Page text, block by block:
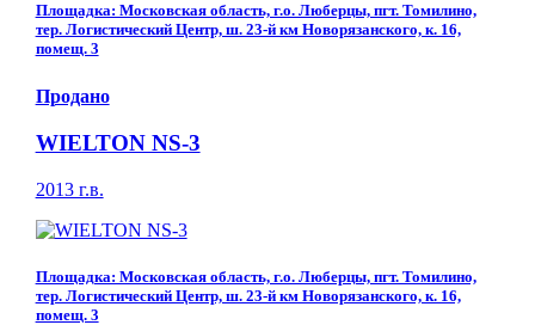
Площадка: Московская область, г.о. Люберцы, пгт. Томилино,
тер. Логистический Центр, ш. 23-й км Новорязанского, к. 16,
помещ. 3
Продано
WIELTON NS-3
2013 г.в.
Площадка: Московская область, г.о. Люберцы, пгт. Томилино,
тер. Логистический Центр, ш. 23-й км Новорязанского, к. 16,
помещ. 3